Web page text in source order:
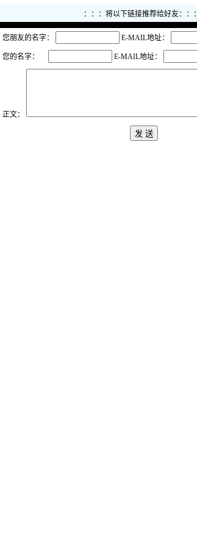
：：：将以下链接推荐给好友：：：
您朋友的名字： E-MAIL地址：
您的名字： E-MAIL地址：
正文：